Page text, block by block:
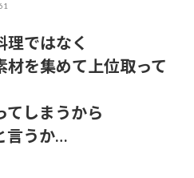
理ではなく
材を集めて上位取って
てしまうから
言うか…